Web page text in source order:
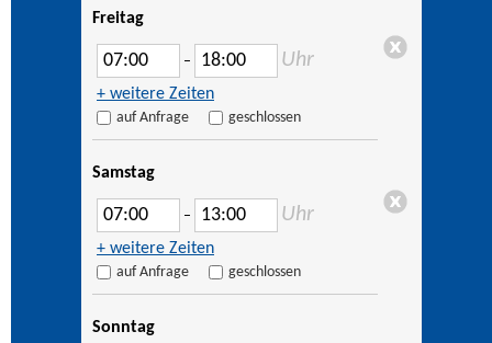
Freitag
– Uhr
+ weitere Zeiten
auf Anfrage geschlossen
Samstag
– Uhr
+ weitere Zeiten
auf Anfrage geschlossen
Sonntag